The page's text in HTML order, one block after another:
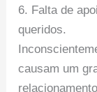
6. Falta de
queridos.
causam um